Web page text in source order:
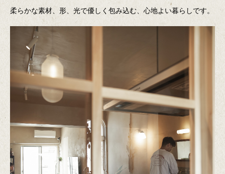
柔らかな素材、形、光で優しく包み込む、心地よい暮らしです。